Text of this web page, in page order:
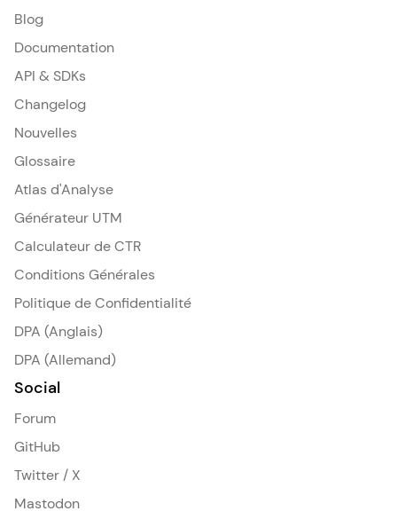
Blog
Documentation
API & SDKs
Changelog
Nouvelles
Glossaire
Atlas d'Analyse
Générateur UTM
Calculateur de CTR
Conditions Générales
Politique de Confidentialité
DPA (Anglais)
DPA (Allemand)
Social
Forum
GitHub
Twitter / X
Mastodon